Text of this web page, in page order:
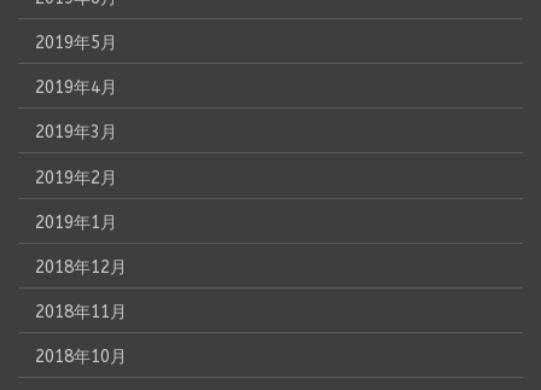
2019年5月
2019年4月
2019年3月
2019年2月
2019年1月
2018年12月
2018年11月
2018年10月